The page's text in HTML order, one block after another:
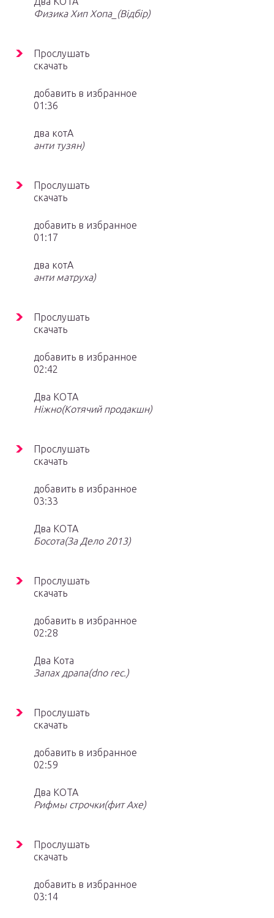
Физика Хип Хопа_(Відбір)
Прослушать
скачать
добавить в избранное
01:36
два котА
анти тузян)
Прослушать
скачать
добавить в избранное
01:17
два котА
анти матруха)
Прослушать
скачать
добавить в избранное
02:42
Два КОТА
Ніжно(Котячий продакшн)
Прослушать
скачать
добавить в избранное
03:33
Два КОТА
Босота(За Дело 2013)
Прослушать
скачать
добавить в избранное
02:28
Два Кота
Запах драпа(dno rec.)
Прослушать
скачать
добавить в избранное
02:59
Два КОТА
Рифмы строчки(фит Axe)
Прослушать
скачать
добавить в избранное
03:14